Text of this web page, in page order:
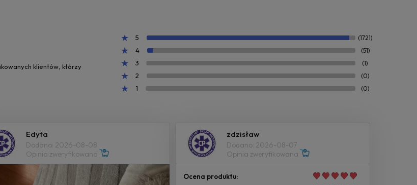
klientów, którzy
5 (1721)
4 (51)
3 (1)
2 (0)
1 (0)
Edyta
Dodano: 2026-08-08
Opinia zweryfikowana
zdzisław
Dodano: 2026-08-07
Opinia zweryfikowana
Ocena produktu: